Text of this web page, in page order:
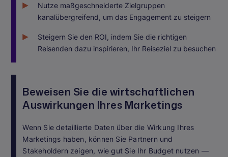
Nutze maßgeschneiderte Zielgruppen
kanalübergreifend, um das Engagement zu steigern
Steigern Sie den ROI, indem Sie die richtigen
Reisenden dazu inspirieren, Ihr Reiseziel zu besuchen
Beweisen Sie die wirtschaftlichen
Auswirkungen Ihres Marketings
Wenn Sie detaillierte Daten über die Wirkung Ihres
Marketings haben, können Sie Partnern und
Stakeholdern zeigen, wie gut Sie Ihr Budget nutzen —